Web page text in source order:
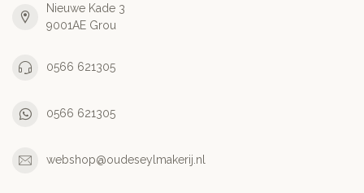
Nieuwe Kade 3
9001AE Grou
0566 621305
0566 621305
webshop@oudeseylmakerij.nl